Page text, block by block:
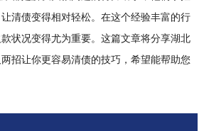
清债变得相对轻松。在这个经验丰富的行
状况变得尤为重要。这篇文章将分享湖北
招让你更容易清债的技巧，希望能帮助您